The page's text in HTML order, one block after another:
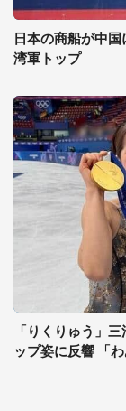
日本の商船が中
湾軍トップ
「りくりゅう」
ップ姿に反響 「